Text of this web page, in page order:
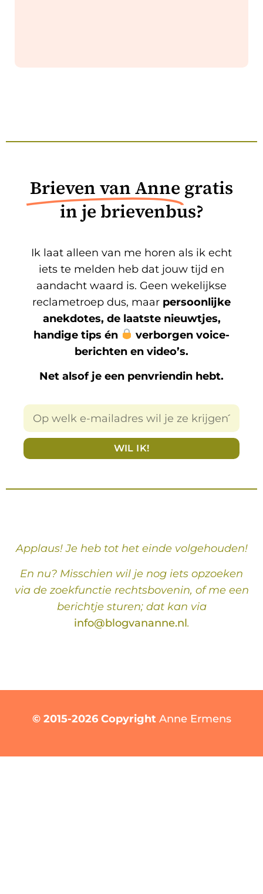
Brieven van Anne gratis
in je brievenbus?
Ik laat alleen van me horen als ik echt
iets te melden heb dat jouw tijd en
aandacht waard is. Geen wekelijkse
reclametroep dus, maar persoonlijke
anekdotes, de laatste nieuwtjes,
handige tips én
verborgen voice-
berichten en video’s.
Net alsof je een penvriendin hebt.
WIL IK!
Applaus! Je heb tot het einde volgehouden!
En nu? Misschien wil je nog iets opzoeken
via de zoekfunctie rechtsbovenin, of me een
berichtje sturen; dat kan via
info@blogvananne.nl.
© 2015-2026 Copyright Anne Ermens